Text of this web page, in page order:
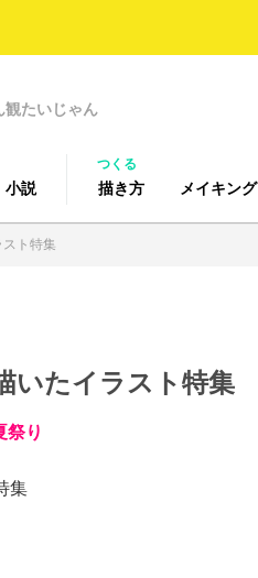
観たいじゃん
小説
つくる
描き方 メイキング
ト特集
いたイラスト特集
祭り